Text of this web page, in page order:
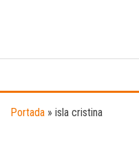
Portada » isla cristina